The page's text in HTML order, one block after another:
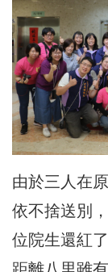
由於三人在
依不捨送別
位院生還紅